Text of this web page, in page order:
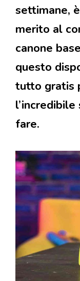
settimane,
merito al
canone
questo
tutto gratis
fare.